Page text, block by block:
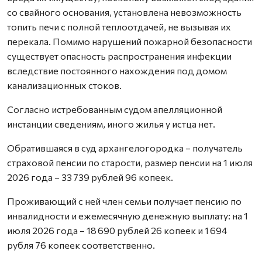
со свайного основания, установлена невозможность
топить печи с полной теплоотдачей, не вызывая их
перекала. Помимо нарушений пожарной безопасности
существует опасность распространения инфекции
вследствие постоянного нахождения под домом
канализационных стоков.
Согласно истребованным судом апелляционной
инстанции сведениям, иного жилья у истца нет.
Обратившаяся в суд архангелогородка – получатель
страховой пенсии по старости, размер пенсии на 1 июля
2026 года – 33 739 рублей 96 копеек.
Проживающий с ней член семьи получает пенсию по
инвалидности и ежемесячную денежную выплату: на 1
июля 2026 года – 18 690 рублей 26 копеек и 1 694
рубля 76 копеек соответственно.